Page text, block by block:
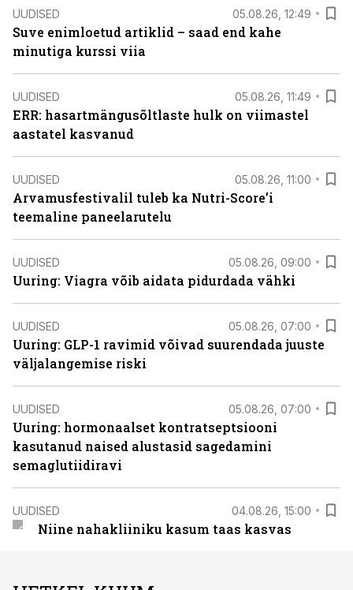
UUDISED 05.08.26, 12:49
Suve enimloetud artiklid – saad end kahe
minutiga kurssi viia
UUDISED 05.08.26, 11:49
ERR: hasartmängusõltlaste hulk on viimastel
aastatel kasvanud
UUDISED 05.08.26, 11:00
Arvamusfestivalil tuleb ka Nutri-Score’i
teemaline paneelarutelu
UUDISED 05.08.26, 09:00
Uuring: Viagra võib aidata pidurdada vähki
UUDISED 05.08.26, 07:00
Uuring: GLP-1 ravimid võivad suurendada juuste
väljalangemise riski
UUDISED 05.08.26, 07:00
Uuring: hormonaalset kontratseptsiooni
kasutanud naised alustasid sagedamini
semaglutiidiravi
UUDISED 04.08.26, 15:00
Niine nahakliiniku kasum taas kasvas